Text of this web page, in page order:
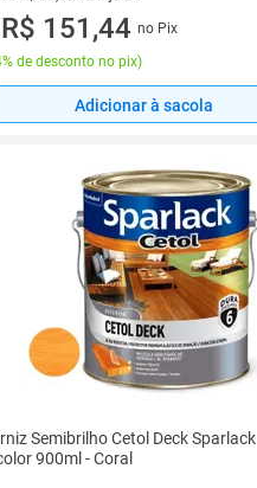
de R$ 88,05 sem juros
R$ 151,44 no Pix
de desconto no pix)
Adicionar à sacola
Semibrilho Cetol Deck Sparlack
900ml - Coral